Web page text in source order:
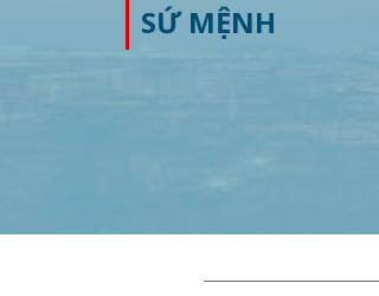
GIÁ TRỊ CỐI LÕI